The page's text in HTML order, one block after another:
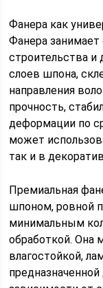
Фанера как
Фанера
строительства и
слоев шпона,
направления
прочность,
деформации по
может
так и в
Премиальная
шпоном, ровной
минимальным
обработкой.
влагостойкой,